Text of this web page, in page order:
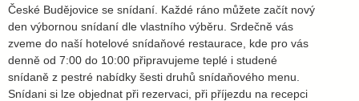
České Budějovice se snídaní. Každé ráno můžete začít nový
den výbornou snídaní dle vlastního výběru. Srdečně vás
zveme do naší hotelové snídaňové restaurace, kde pro vás
denně od 7:00 do 10:00 připravujeme teplé i studené
snídaně z pestré nabídky šesti druhů snídaňového menu.
Snídani si lze objednat při rezervaci, při příjezdu na recepci